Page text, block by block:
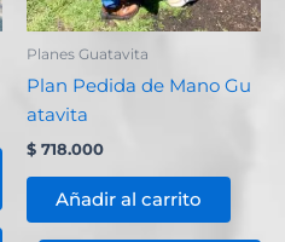
se
página
producto
Planes Guatavita
Plan Pedida de Mano Gu
atavita
$ 718.000
Añadir al carrito